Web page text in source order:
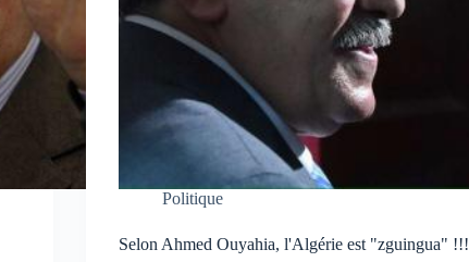
Politique
Selon Ahmed Ouyahia, l'Algérie est "zguingua" !!!